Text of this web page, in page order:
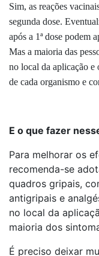
Sim, as reações
segunda dose.
após a 1ª dose podem
Mas a maioria das
no local da aplicação e
de cada organismo e
E o que fazer
Para melhorar os
recomenda-se
quadros gripais,
antigripais e
no local da
maioria dos
É preciso deixar